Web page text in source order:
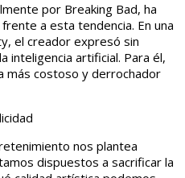
por Breaking Bad, ha
a esta tendencia. En una
el creador expresó sin
inteligencia artificial. Para él,
más costoso y derrochador
nos plantea
dispuestos a sacrificar la